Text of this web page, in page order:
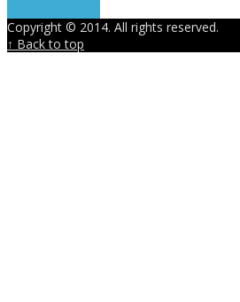
Copyright © 2014. All rights reserved.
↑ Back to top